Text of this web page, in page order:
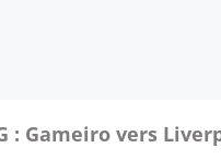
: Gameiro vers